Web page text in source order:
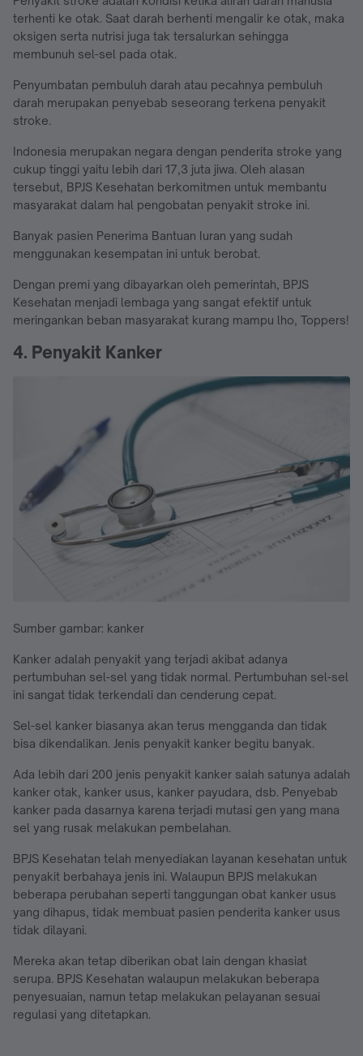
terhenti ke otak. Saat darah berhenti mengalir ke otak, maka
oksigen serta nutrisi juga tak tersalurkan sehingga
membunuh sel-sel pada otak.
Penyumbatan pembuluh darah atau pecahnya pembuluh
darah merupakan penyebab seseorang terkena penyakit
stroke.
Indonesia merupakan negara dengan penderita stroke yang
cukup tinggi yaitu lebih dari 17,3 juta jiwa. Oleh alasan
tersebut, BPJS Kesehatan berkomitmen untuk membantu
masyarakat dalam hal pengobatan penyakit stroke ini.
Banyak pasien Penerima Bantuan Iuran yang sudah
menggunakan kesempatan ini untuk berobat.
Dengan premi yang dibayarkan oleh pemerintah, BPJS
Kesehatan menjadi lembaga yang sangat efektif untuk
meringankan beban masyarakat kurang mampu lho, Toppers!
4. Penyakit Kanker
Sumber gambar: kanker
Kanker adalah penyakit yang terjadi akibat adanya
pertumbuhan sel-sel yang tidak normal. Pertumbuhan sel-sel
ini sangat tidak terkendali dan cenderung cepat.
Sel-sel kanker biasanya akan terus mengganda dan tidak
bisa dikendalikan. Jenis penyakit kanker begitu banyak.
Ada lebih dari 200 jenis penyakit kanker salah satunya adalah
kanker otak, kanker usus, kanker payudara, dsb. Penyebab
kanker pada dasarnya karena terjadi mutasi gen yang mana
sel yang rusak melakukan pembelahan.
BPJS Kesehatan telah menyediakan layanan kesehatan untuk
penyakit berbahaya jenis ini. Walaupun BPJS melakukan
beberapa perubahan seperti tanggungan obat kanker usus
yang dihapus, tidak membuat pasien penderita kanker usus
tidak dilayani.
Mereka akan tetap diberikan obat lain dengan khasiat
serupa. BPJS Kesehatan walaupun melakukan beberapa
penyesuaian, namun tetap melakukan pelayanan sesuai
regulasi yang ditetapkan.